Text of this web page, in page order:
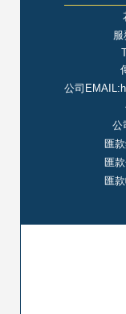
公司
公
匯
匯
匯